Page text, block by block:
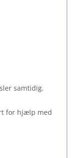
samtidig.
for hjælp med